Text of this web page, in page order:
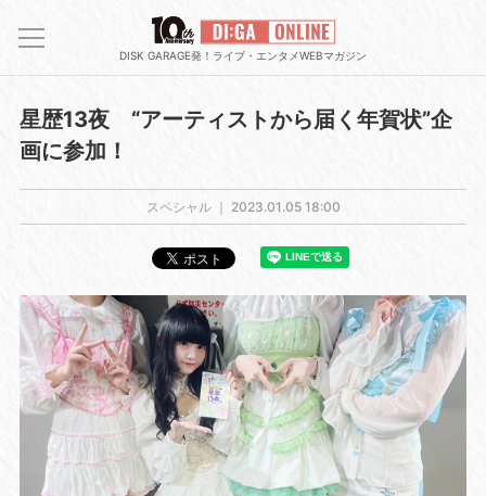
DISK GARAGE発！ライブ・エンタメWEBマガジン
星歴13夜 “アーティストから届く年賀状”企
画に参加！
スペシャル ｜ 2023.01.05 18:00